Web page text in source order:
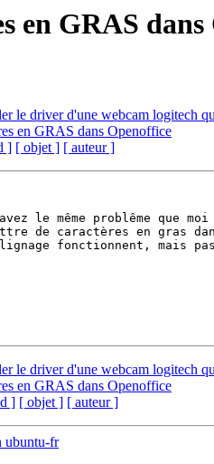
en GRAS
le driver d'une webcam logitech
en GRAS dans Openoffice
] [ objet ] [ auteur ]
le même problême que
de caractères en gras
fonctionnent, mais
le driver d'une webcam logitech
en GRAS dans Openoffice
] [ objet ] [ auteur ]
ubuntu-fr